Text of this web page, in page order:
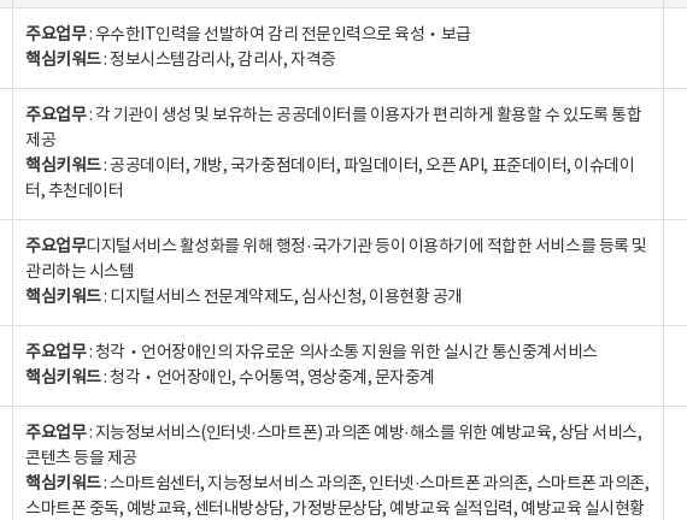
주요업무: 우수한IT인력을 선발하여 감리 전문인력으로 육성‧보급
핵심키워드: 정보시스템감리사, 감리사, 자격증
주요업무: 각 기관이 생성 및 보유하는 공공데이터를 이용자가 편리하게 활용할 수 있도록 통합
제공
핵심키워드: 공공데이터, 개방, 국가중점데이터, 파일데이터, 오픈 API, 표준데이터, 이슈데이
터, 추천데이터
주요업무디지털서비스 활성화를 위해 행정·국가기관 등이 이용하기에 적합한 서비스를 등록 및
관리하는 시스템
핵심키워드: 디지털서비스 전문계약제도, 심사신청, 이용현황 공개
주요업무: 청각‧언어장애인의 자유로운 의사소통 지원을 위한 실시간 통신중계서비스
핵심키워드: 청각‧언어장애인, 수어통역, 영상중계, 문자중계
주요업무: 지능정보서비스(인터넷·스마트폰) 과의존 예방·해소를 위한 예방교육, 상담 서비스,
콘텐츠 등을 제공
핵심키워드: 스마트쉼센터, 지능정보서비스 과의존, 인터넷·스마트폰 과의존, 스마트폰 과의존,
스마트폰 중독, 예방교육, 센터내방상담, 가정방문상담, 예방교육 실적입력, 예방교육 실시현황